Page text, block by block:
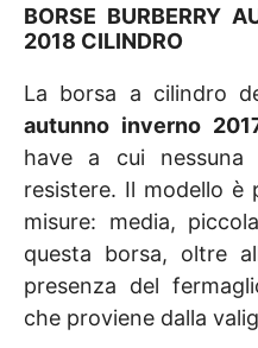
BORSE BURBERRY
2018 CILINDRO
La borsa a cilindro
autunno inverno
have a cui nessuna
resistere. Il modello
misure: media,
questa borsa, oltre
presenza del
che proviene dalla